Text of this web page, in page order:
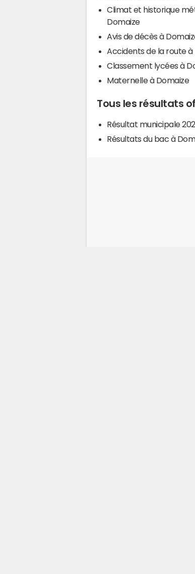
Climat et historique
Domaize
Avis de décès à
Accidents de la route à
Classement lycées à
Maternelle à Domaize
Tous les résultats
Résultat municipale
Résultats du bac à